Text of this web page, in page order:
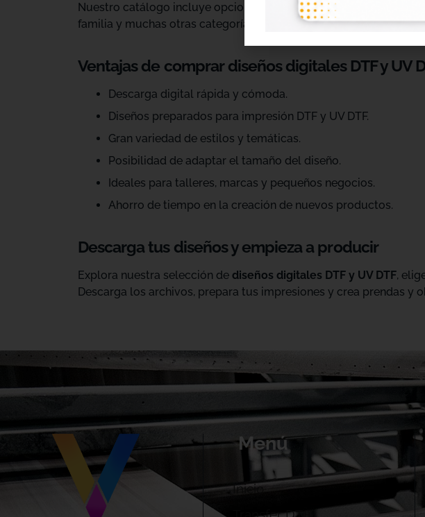
Nuestro catálogo incluye opciones para celebraciones, Navidad,
familia y muchas otras categorías.
Ventajas de comprar diseños digitales DTF y UV
Descarga digital rápida y cómoda.
Diseños preparados para impresión DTF y UV DTF.
Gran variedad de estilos y temáticas.
Posibilidad de adaptar el tamaño del diseño.
Ideales para talleres, marcas y pequeños negocios.
Ahorro de tiempo en la creación de nuevos productos.
Descarga tus diseños y empieza a producir
Explora nuestra selección de diseños digitales DTF y UV DTF,
Descarga los archivos, prepara tus impresiones y crea prendas y
Menú
Inicio